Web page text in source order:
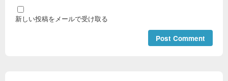
新しい投稿をメールで受け取る